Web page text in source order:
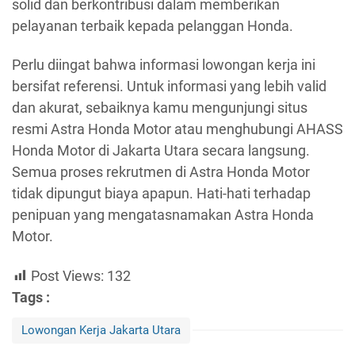
solid dan berkontribusi dalam memberikan
pelayanan terbaik kepada pelanggan Honda.
Perlu diingat bahwa informasi lowongan kerja ini
bersifat referensi. Untuk informasi yang lebih valid
dan akurat, sebaiknya kamu mengunjungi situs
resmi Astra Honda Motor atau menghubungi AHASS
Honda Motor di Jakarta Utara secara langsung.
Semua proses rekrutmen di Astra Honda Motor
tidak dipungut biaya apapun. Hati-hati terhadap
penipuan yang mengatasnamakan Astra Honda
Motor.
Post Views: 132
Tags :
Lowongan Kerja Jakarta Utara